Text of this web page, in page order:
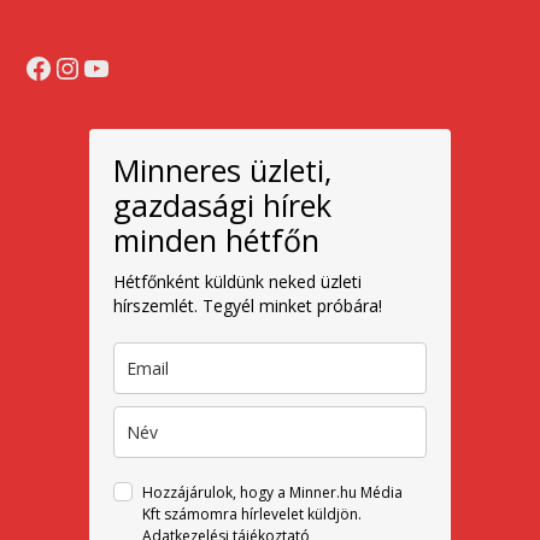
Facebook
Instagram
YouTube
Minneres üzleti,
gazdasági hírek
minden hétfőn
Hétfőnként küldünk neked üzleti
hírszemlét. Tegyél minket próbára!
Hozzájárulok, hogy a Minner.hu Média
Kft számomra hírlevelet küldjön.
Adatkezelési tájékoztató